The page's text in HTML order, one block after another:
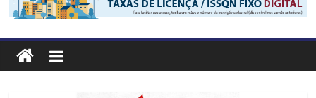
Estância
Turística